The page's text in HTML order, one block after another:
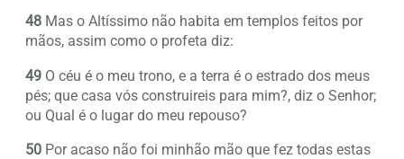
48 Mas o Altíssimo não habita em templos feitos por
mãos, assim como o profeta diz:
49 O céu é o meu trono, e a terra é o estrado dos meus
pés; que casa vós construireis para mim?, diz o Senhor;
ou Qual é o lugar do meu repouso?
50 Por acaso não foi minhão mão que fez todas estas